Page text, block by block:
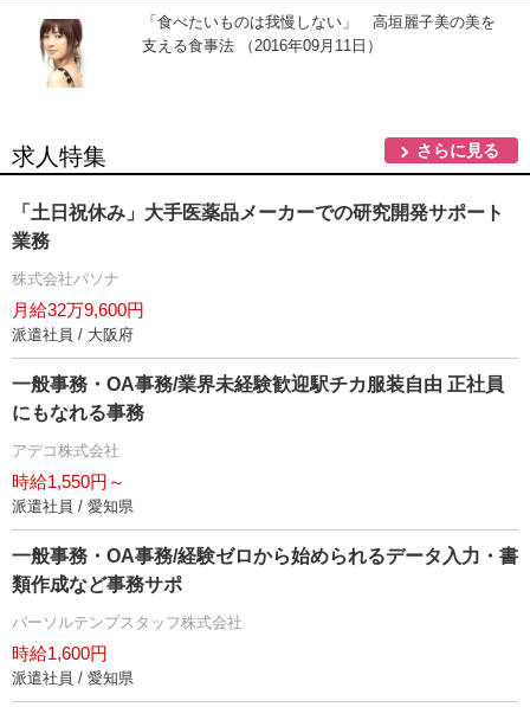
「食べたいものは我慢しない」 高垣麗子美の美を
支える食事法 （2016年09月11日）
求人特集 さらに見る
「土日祝休み」大手医薬品メーカーでの研究開発サポート
業務
株式会社パソナ
月給32万9,600円
派遣社員 / 大阪府
一般事務・OA事務/業界未経験歓迎駅チカ服装自由 正社員
にもなれる事務
アデコ株式会社
時給1,550円～
派遣社員 / 愛知県
一般事務・OA事務/経験ゼロから始められるデータ入力・書
類作成など事務サポ
パーソルテンプスタッフ株式会社
時給1,600円
派遣社員 / 愛知県